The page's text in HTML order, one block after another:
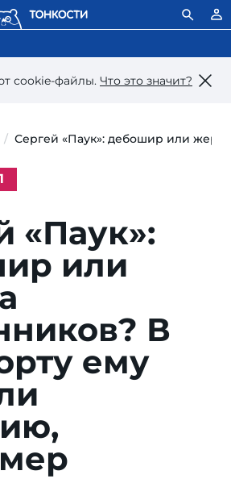
сookie-файлы. Что это значит?
Сергей «Паук»: дебошир или
«Паук»:
или
В
ему